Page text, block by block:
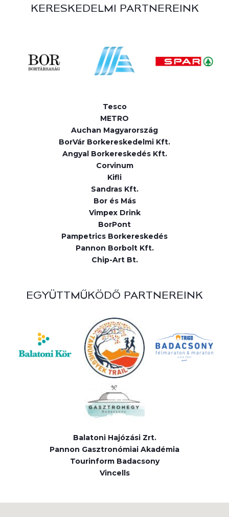
KERESKEDELMI PARTNEREINK
Tesco
METRO
Auchan Magyarország
BorVár Borkereskedelmi Kft.
Angyal Borkereskedés Kft.
Corvinum
Kifli
Sandras Kft.
Bor és Más
Vimpex Drink
BorPont
Pampetrics Borkereskedés
Pannon Borbolt Kft.
Chip-Art Bt.
EGYÜTTMŰKÖDŐ PARTNEREINK
Balatoni Hajózási Zrt.
Pannon Gasztronómiai Akadémia
Tourinform Badacsony
Vincells